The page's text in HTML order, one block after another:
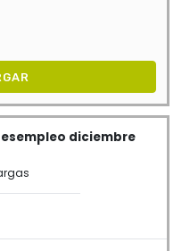
diciembre